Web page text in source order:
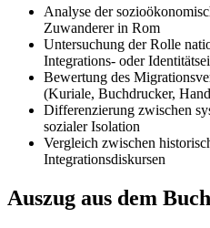
Analyse der
Zuwanderer in Rom
Untersuchung der Rolle
Integrations- oder
Bewertung des
(Kuriale, Buchdrucker,
Differenzierung zwischen
sozialer Isolation
Vergleich zwischen
Integrationsdiskursen
Auszug aus dem Buch